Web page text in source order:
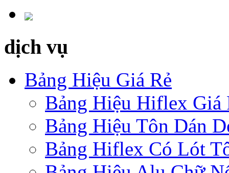
dịch vụ
Bảng Hiệu Giá Rẻ
Bảng Hiệu Hiflex Giá
Bảng Hiệu Tôn Dán
Bảng Hiflex Có Lót